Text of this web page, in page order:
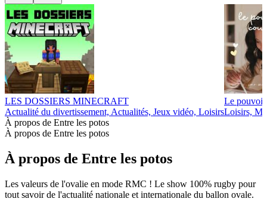
LES DOSSIERS MINECRAFT
Actualité du divertissement, Actualités, Jeux vidéo, Loisirs
Le pouvoir
Loisirs,
À propos de Entre les potos
À propos de Entre les potos
À propos de Entre les potos
Les valeurs de l'ovalie en mode RMC ! Le show 100% rugby pour
tout savoir de l'actualité nationale et internationale du ballon ovale.